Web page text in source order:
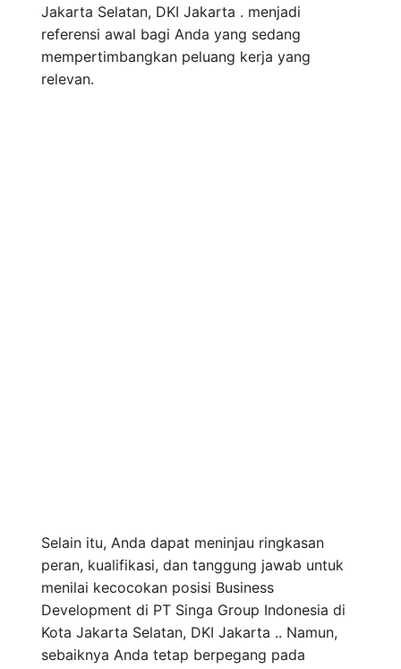
Jakarta Selatan, DKI Jakarta . menjadi
referensi awal bagi Anda yang sedang
mempertimbangkan peluang kerja yang
relevan.
Selain itu, Anda dapat meninjau ringkasan
peran, kualifikasi, dan tanggung jawab untuk
menilai kecocokan posisi Business
Development di PT Singa Group Indonesia di
Kota Jakarta Selatan, DKI Jakarta .. Namun,
sebaiknya Anda tetap berpegang pada